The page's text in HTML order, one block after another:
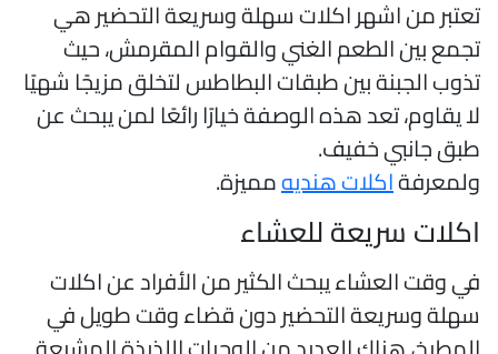
من اشهر اكلات سهلة وسريعة التحضير هي
بين الطعم الغني والقوام المقرمش، حيث
الجبنة بين طبقات البطاطس لتخلق مزيجًا شهيًا
يقاوم، تعد هذه الوصفة خيارًا رائعًا لمن يبحث عن
جانبي خفيف.
اكلات هنديهمميزة.
سريعة للعشاء
وقت العشاء يبحث الكثير من الأفراد عن اكلات
وسريعة التحضير دون قضاء وقت طويل في